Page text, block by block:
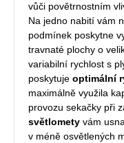
vůči povětrnostním
Na jedno nabití vám
podmínek poskytne
travnaté plochy o
variabilní rychlost s
poskytuje optimální
maximálně využila
provozu sekačky při
světlomety vám
v méně osvětlených